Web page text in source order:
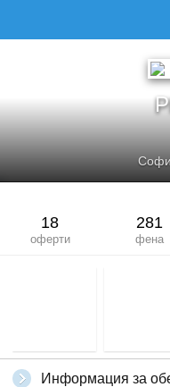
18
оферти
281
фена
Информация за